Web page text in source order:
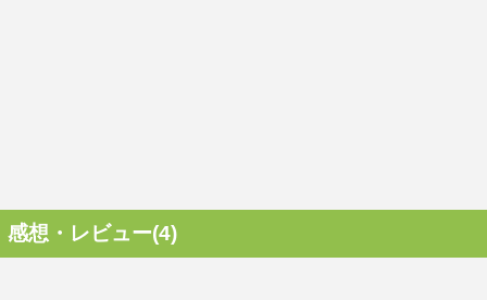
感想・レビュー(4)